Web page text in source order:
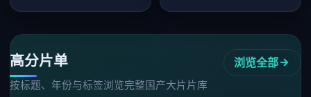
高分片单
按标题、年份与标签浏览完整国产大片片库
浏览全部